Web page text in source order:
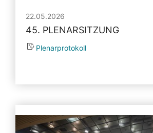
22.05.2026
45. PLENARSITZUNG
Plenarprotokoll